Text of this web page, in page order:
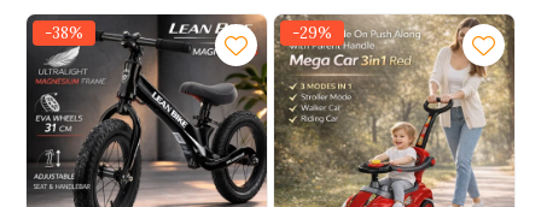
-38% -29%